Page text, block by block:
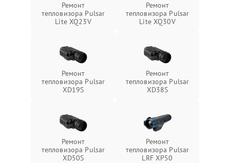
Ремонт
тепловизора Pulsar
Lite XQ23V
Ремонт
тепловизора Pulsar
Lite XQ30V
Ремонт
тепловизора Pulsar
XD19S
Ремонт
тепловизора Pulsar
XD38S
Ремонт
тепловизора Pulsar
XD50S
Ремонт
тепловизора Pulsar
LRF XP50